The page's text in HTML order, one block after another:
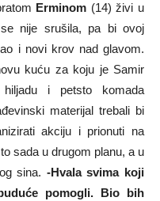
Erminom (14) živi u
nije srušila, pa bi ovoj
i novi krov nad glavom.
kuću za koju je Samir
i petsto komada
materijal trebali bi
akciju i prionuti na
sada u drugom planu, a u
sina. -Hvala svima koji
pomogli. Bio bih